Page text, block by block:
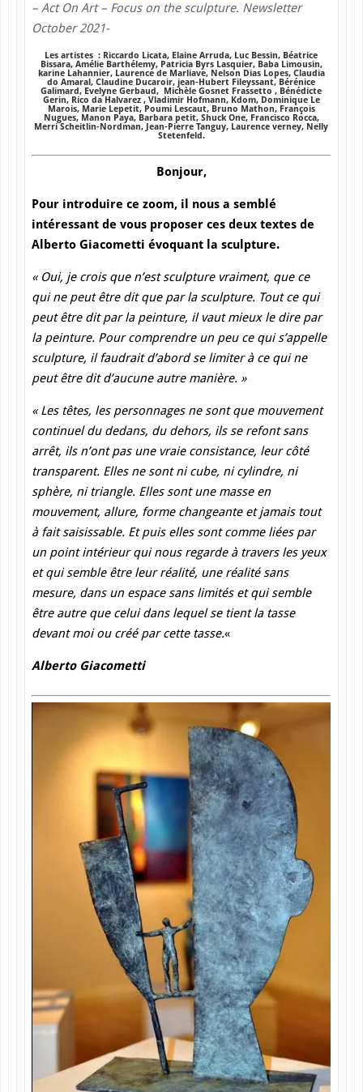
– Act On Art – Focus on the sculpture. Newsletter
October 2021-
Les artistes : Riccardo Licata, Elaine Arruda, Luc Bessin, Béatrice
Bissara, Amélie Barthélemy, Patricia Byrs Lasquier, Baba Limousin,
karine Lahannier, Laurence de Marliave, Nelson Dias Lopes, Claudia
do Amaral, Claudine Ducaroir, jean-Hubert Fileyssant, Bérénice
Galimard, Evelyne Gerbaud, Michèle Gosnet Frassetto , Bénédicte
Gerin, Rico da Halvarez , Vladimir Hofmann, Kdom, Dominique Le
Marois, Marie Lepetit, Poumi Lescaut, Bruno Mathon, François
Nugues, Manon Paya, Barbara petit, Shuck One, Francisco Rocca,
Merri Scheitlin-Nordman, Jean-Pierre Tanguy, Laurence verney, Nelly
Stetenfeld.
Bonjour,
Pour introduire ce zoom, il nous a semblé
intéressant de vous proposer ces deux textes de
Alberto Giacometti évoquant la sculpture.
« Oui, je crois que n’est sculpture vraiment, que ce
qui ne peut être dit que par la sculpture. Tout ce qui
peut être dit par la peinture, il vaut mieux le dire par
la peinture. Pour comprendre un peu ce qui s’appelle
sculpture, il faudrait d’abord se limiter à ce qui ne
peut être dit d’aucune autre manière. »
«Les têtes, les personnages ne sont que mouvement
continuel du dedans, du dehors, ils se refont sans
arrêt, ils n’ont pas une vraie consistance, leur côté
transparent. Elles ne sont ni cube, ni cylindre, ni
sphère, ni triangle. Elles sont une masse en
mouvement, allure, forme changeante et jamais tout
à fait saisissable. Et puis elles sont comme liées par
un point intérieur qui nous regarde à travers les yeux
et qui semble être leur réalité, une réalité sans
mesure, dans un espace sans limités et qui semble
être autre que celui dans lequel se tient la tasse
devant moi ou créé par cette tasse.«
Alberto Giacometti